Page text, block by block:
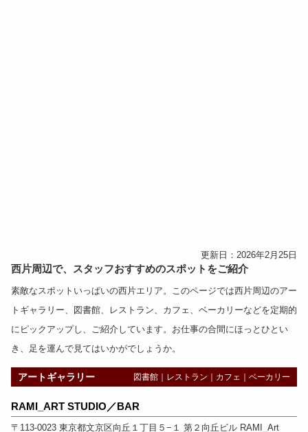
更新日：2026年2月25日
西片周辺で、スタッフおすすめのスポットをご紹介
素敵なスポットいっぱいの西片エリア。このページでは西片周辺のアー
トギャラリー、 図書館、 レストラン、 カフェ 、 ベーカリーなどを定期的
にピックアップし、ご紹介しています。お仕事の合間にほっとひとい
き、足を運んで見てはいかがでしょうか。
アートギャラリー 図書館 レストラン カフェ ｜ベーカリー
RAMI_ART STUDIO／BAR
〒113-0023 東京都文京区向丘１丁目５−１ 第２向丘ビル RAMI_Art